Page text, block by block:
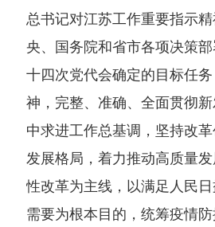
总书记对江苏工作重要指示
央、国务院和省市各项决策
十四次党代会确定的目标任
神，完整、准确、全面贯彻
中求进工作总基调，坚持改
发展格局，着力推动高质量
性改革为主线，以满足人民
需要为根本目的，统筹疫情